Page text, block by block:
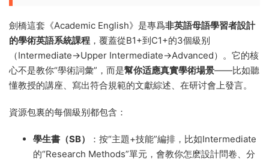
劍橋這套《Academic English》是專爲非英語母語學習者設計
的學術英語系統課程 ，覆蓋從B1+到C1+的3個級别
（Intermediate→Upper Intermediate→Advanced）。它的核
心不是教你“學術詞彙”，而是幫你适應真實學術場景——比如聽
懂教授的講座、寫出符合規範的文獻綜述、在研讨會上發言。
資源包裏的每個級别都包含：
學生書（SB）​
​：按“主題+技能”編排，比如Intermediate
的“Research Methods”單元，會教你怎麽設計問卷、分